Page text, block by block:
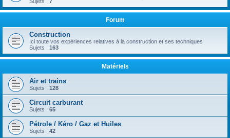
Forum
Construction
Ici toute vos expériences relatives à la construction et ses techniques
Sujets : 163
Matériels
Air et trains
Sujets : 128
Circuit carburant
Sujets : 65
Pétrole / Kéro / Gaz et Huiles
Sujets : 42